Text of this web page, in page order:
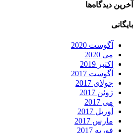
آخرین دیدگاه‌ها
بایگانی
آگوست 2020
می 2020
اکتبر 2019
آگوست 2017
جولای 2017
ژوئن 2017
می 2017
آوریل 2017
مارس 2017
فوریه 2017